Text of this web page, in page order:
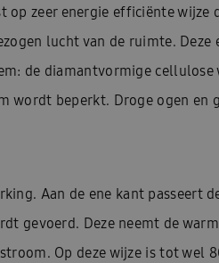
zeer energie efficiënte
lucht van de ruimte. Deze
de diamantvormige
beperkt. Droge ogen en
Aan de ene kant passeert
Deze neemt de
Op deze wijze is tot wel